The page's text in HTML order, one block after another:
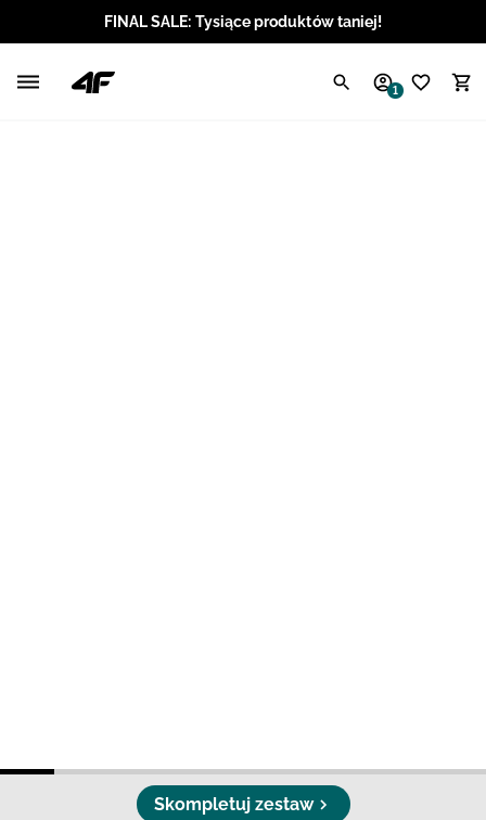
FINAL SALE: Tysiące produktów taniej!
1
Skompletuj zestaw